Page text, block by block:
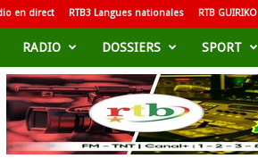
en direct RTB3 Langues nationales RTB GUIRIKO
RADIO DOSSIERS SPORT